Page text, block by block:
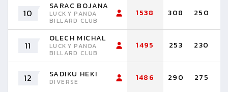
10
SARAC BOJANA
LUCKY PANDA
BILLARD CLUB
1538 308 250
11
OLECH MICHAL
LUCKY PANDA
BILLARD CLUB
1495 253 230
12 SADIKU HEKI
DIVERSE 1486 290 275